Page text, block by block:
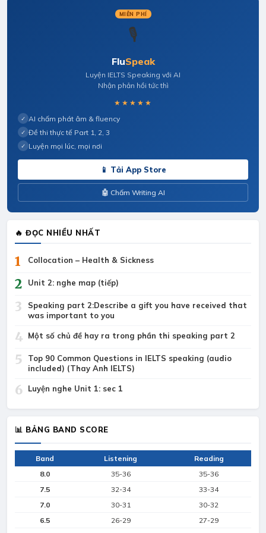
MIỄN PHÍ
🎙️
FluSpeak
Luyện IELTS Speaking với AI
Nhận phản hồi tức thì
★★★★★
✓ AI chấm phát âm & fluency
✓ Đề thi thực tế Part 1, 2, 3
✓ Luyện mọi lúc, mọi nơi
📱 Tải App Store
🤖 Chấm Writing AI
🔥 ĐỌC NHIỀU NHẤT
1 Collocation – Health & Sickness
2 Unit 2: nghe map (tiếp)
3
Speaking part 2:Describe a gift you have received that
was important to you
4 Một số chủ đề hay ra trong phần thi speaking part 2
5
Top 90 Common Questions in IELTS speaking (audio
included) (Thay Anh IELTS)
6 Luyện nghe Unit 1: sec 1
📊 BẢNG BAND SCORE
Band Listening
Reading
8.0
35-36
35-36
7.5
32-34
33-34
7.0
30-31
30-32
6.5
26-29
27-29